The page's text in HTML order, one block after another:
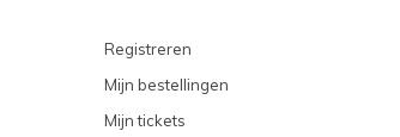
Registreren
Mijn bestellingen
Mijn tickets